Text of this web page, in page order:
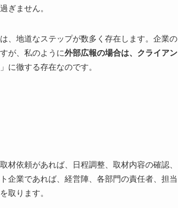
ぎません。
、地道なステップが数多く存在します。企業の
が、私のように外部広報の場合は、クライアン
に徹する存在なのです。
材依頼があれば、日程調整、取材内容の確認、
企業であれば、経営陣、各部門の責任者、担当
取ります。